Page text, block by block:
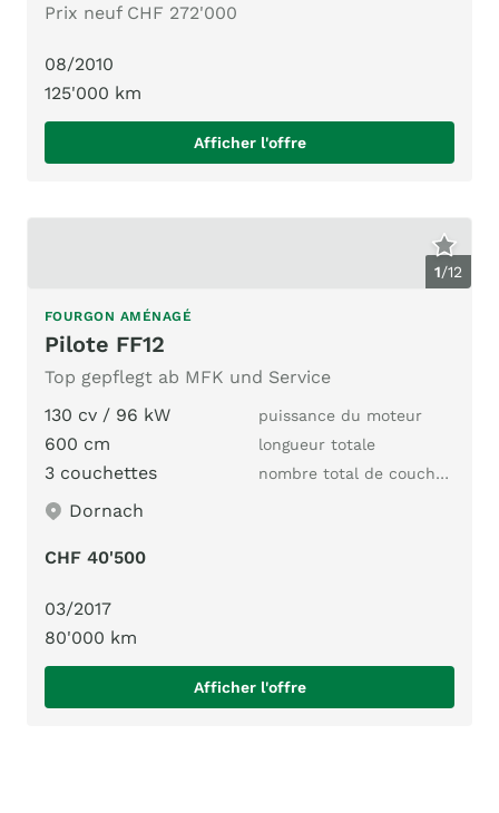
Prix neuf CHF 272'000
08/2010
125'000 km
Afficher l'offre
1/12
FOURGON AMÉNAGÉ
Pilote FF12
Top gepflegt ab MFK und Service
130 cv / 96 kW
puissance du moteur
600 cm longueur totale
3 couchettes nombre total de couchages
Dornach
CHF 40'500
03/2017
80'000 km
Afficher l'offre